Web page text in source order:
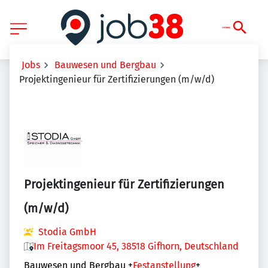
Jobs
Bauwesen und Bergbau
Projektingenieur für Zertifizierungen (m/w/d)
Projektingenieur für Zertifizierungen
(m/w/d)
Stodia GmbH
Im Freitagsmoor 45, 38518 Gifhorn, Deutschland
Bauwesen und Bergbau +Festanstellung+